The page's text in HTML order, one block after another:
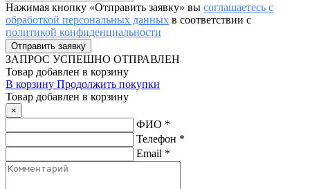
Нажимая кнопку «Отправить заявку» вы соглашаетесь с
обработкой персональных данных в соответствии с
политикой конфиденциальности
ЗАПРОС УСПЕШНО ОТПРАВЛЕН
Товар добавлен в корзину
В корзину Продолжить покупки
Товар добавлен в корзину
×
ФИО *
Телефон *
Email *